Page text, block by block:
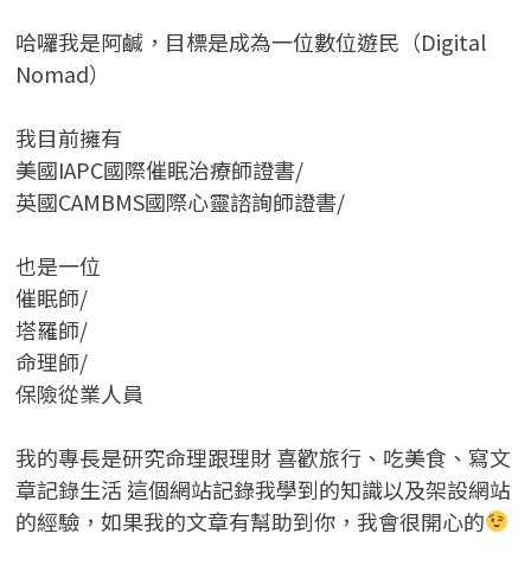
哈囉我是阿鹹，目標是成為一位數位遊民（Digital
Nomad）
我目前擁有
美國IAPC國際催眠治療師證書/
英國CAMBMS國際心靈諮詢師證書/
也是一位
催眠師/
塔羅師/
命理師/
保險從業人員
我的專長是研究命理跟理財 喜歡旅行、吃美食、寫文
章記錄生活 這個網站記錄我學到的知識以及架設網站
的經驗，如果我的文章有幫助到你，我會很開心的